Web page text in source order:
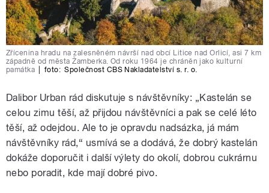
Zřícenina hradu na zalesněném návrší nad obcí Litice nad Orlicí, asi 7 km
západně od města Žamberka. Od roku 1964 je chráněn jako kulturní
památka
foto: Společnost CBS Nakladatelství s. r. o.
Dalibor Urban rád diskutuje s návštěvníky: „Kastelán se
celou zimu těší, až přijdou návštěvníci a pak se celé léto
těší, až odejdou. Ale to je opravdu nadsázka, já mám
návštěvníky rád,“ usmívá se a dodává, že dobrý kastelán
dokáže doporučit i další výlety do okolí, dobrou cukrárnu
nebo poradit, kde mají dobré pivo.